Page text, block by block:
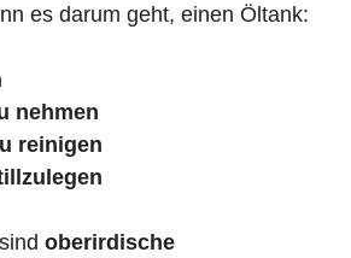
es darum geht, einen Öltank:
nehmen
reinigen
oberirdische